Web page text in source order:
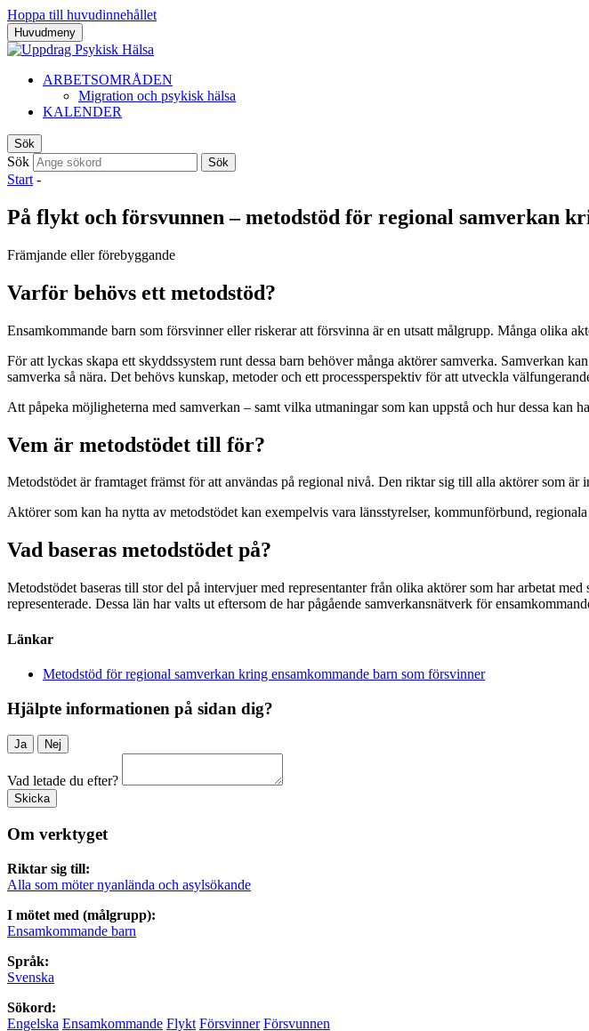
Hoppa till huvudinnehållet
Huvudmeny
ARBETSOMRÅDEN
Migration och psykisk hälsa
KALENDER
Sök
Sök Sök
Start -
På flykt och försvunnen – metodstöd för regional samverkan
Främjande eller förebyggande
Varför behövs ett metodstöd?
Ensamkommande barn som försvinner eller riskerar att försvinna är en utsatt målgrupp. Många olika
För att lyckas skapa ett skyddssystem runt dessa barn behöver många aktörer samverka. Samverkan
samverka så nära. Det behövs kunskap, metoder och ett processperspektiv för att utveckla
Att påpeka möjligheterna med samverkan – samt vilka utmaningar som kan uppstå och hur dessa kan
Vem är metodstödet till för?
Metodstödet är framtaget främst för att användas på regional nivå. Den riktar sig till alla aktörer som
Aktörer som kan ha nytta av metodstödet kan exempelvis vara länsstyrelser, kommunförbund,
Vad baseras metodstödet på?
Metodstödet baseras till stor del på intervjuer med representanter från olika aktörer som har arbetat
representerade. Dessa län har valts ut eftersom de har pågående samverkansnätverk för
Länkar
Metodstöd för regional samverkan kring ensamkommande barn som försvinner
Hjälpte informationen på sidan dig?
Ja Nej
Vad letade du efter?
Skicka
Om verktyget
Riktar sig till:
Alla som möter nyanlända och asylsökande
I mötet med (målgrupp):
Ensamkommande barn
Språk:
Svenska
Sökord:
Engelska Ensamkommande Flykt Försvinner Försvunnen